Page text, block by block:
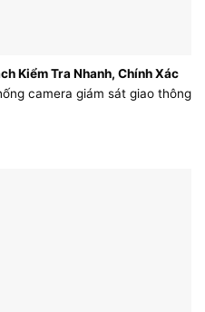
Kiểm Tra Nhanh, Chính Xác
camera giám sát giao thông